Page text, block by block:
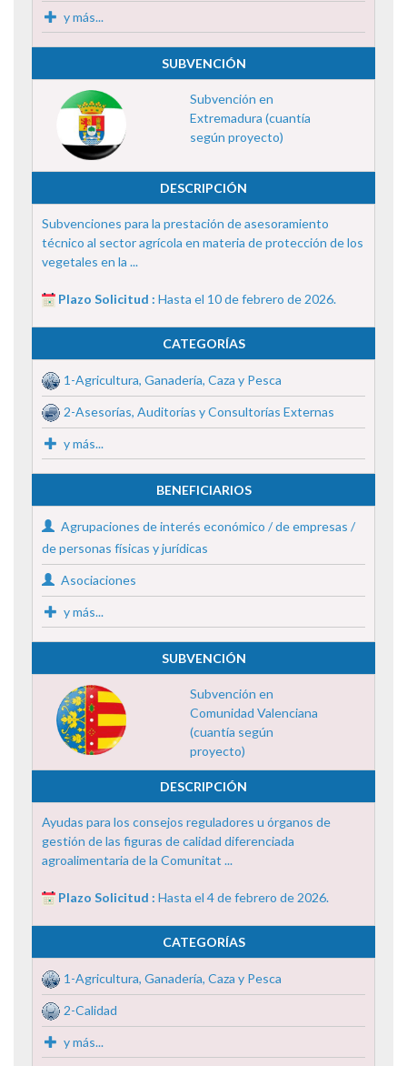
y más...
SUBVENCIÓN
Subvención en
Extremadura (cuantía
según proyecto)
DESCRIPCIÓN
Subvenciones para la prestación de asesoramiento
técnico al sector agrícola en materia de protección de los
vegetales en la ...
Plazo Solicitud : Hasta el 10 de febrero de 2026.
CATEGORÍAS
1-Agricultura, Ganadería, Caza y Pesca
2-Asesorías, Auditorías y Consultorías Externas
y más...
BENEFICIARIOS
Agrupaciones de interés económico / de empresas /
de personas físicas y jurídicas
Asociaciones
y más...
SUBVENCIÓN
Subvención en
Comunidad Valenciana
(cuantía según
proyecto)
DESCRIPCIÓN
Ayudas para los consejos reguladores u órganos de
gestión de las figuras de calidad diferenciada
agroalimentaria de la Comunitat ...
Plazo Solicitud : Hasta el 4 de febrero de 2026.
CATEGORÍAS
1-Agricultura, Ganadería, Caza y Pesca
2-Calidad
y más...